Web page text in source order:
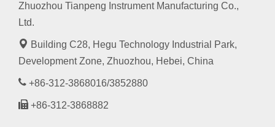
Zhuozhou Tianpeng Instrument Manufacturing Co.,
Ltd.
Building C28, Hegu Technology Industrial Park,
Development Zone, Zhuozhou, Hebei, China
+86-312-3868016/3852880
+86-312-3868882